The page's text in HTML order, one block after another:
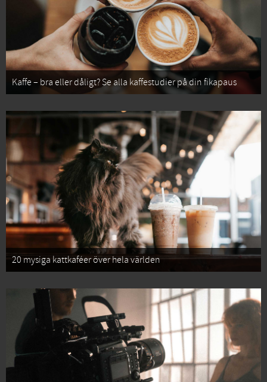
Kaffe – bra eller dåligt? Se alla kaffestudier på din fikapaus
20 mysiga kattkaféer över hela världen